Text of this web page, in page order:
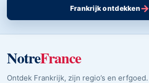
Frankrijk ontdekken→
NotreFrance
Ontdek Frankrijk, zijn regio’s en erfgoed.